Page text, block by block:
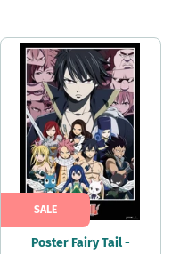
Poster Fairy Tail -
SALE